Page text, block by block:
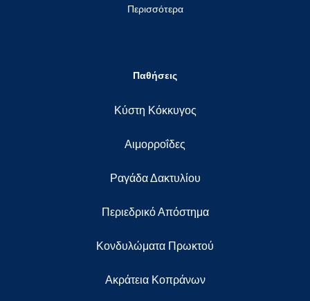
Περισσότερα
Παθήσεις
Κύστη Κόκκυγος
Αιμορροΐδες
Ραγάδα Δακτυλίου
Περιεδρικό Απόστημα
Κονδυλώματα Πρωκτού
Ακράτεια Κοπράνων